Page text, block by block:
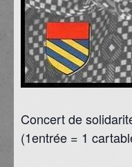
Concert de
(1entrée = 1